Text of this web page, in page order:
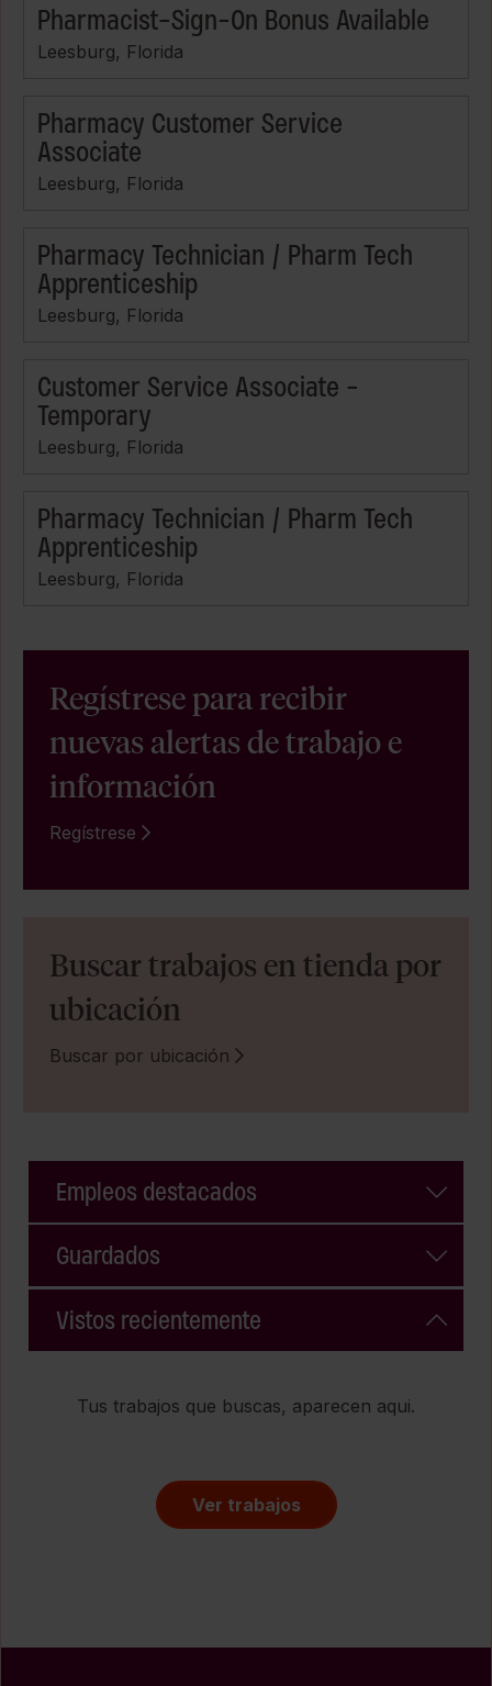
Pharmacist-Sign-On Bonus Available
Leesburg, Florida
Pharmacy Customer Service
Associate
Leesburg, Florida
Pharmacy Technician / Pharm Tech
Apprenticeship
Leesburg, Florida
Customer Service Associate -
Temporary
Leesburg, Florida
Pharmacy Technician / Pharm Tech
Apprenticeship
Leesburg, Florida
Regístrese para recibir
nuevas alertas de trabajo e
información
Regístrese
Buscar trabajos en tienda por
ubicación
Buscar por ubicación
Empleos destacados
Guardados
Vistos recientemente
Tus trabajos que buscas, aparecen aqui.
Ver trabajos